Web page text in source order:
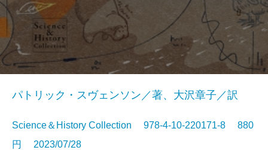
パトリック・スヴェンソン／著、大沢章子／訳
Science＆History Collection 978-4-10-220171-8 880
円 2023/07/28